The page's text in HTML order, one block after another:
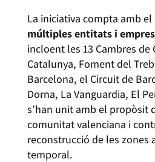
La iniciativa compta amb el
múltiples entitats i
incloent les 13 Cambres de
Catalunya, Foment del
Barcelona, el Circuit de
Dorna, La Vanguardia, El
s’han unit amb el propòsit
comunitat valenciana i
reconstrucció de les zones
temporal.